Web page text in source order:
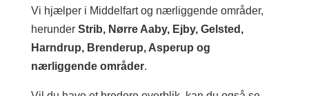
Vi hjælper i Middelfart og nærliggende områder,
herunder Strib, Nørre Aaby, Ejby, Gelsted,
Harndrup, Brenderup, Asperup og
nærliggende områder.